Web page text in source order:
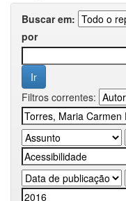
Buscar em:
por
Filtros correntes: